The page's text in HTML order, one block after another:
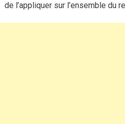
de l’appliquer sur l’ensemble du